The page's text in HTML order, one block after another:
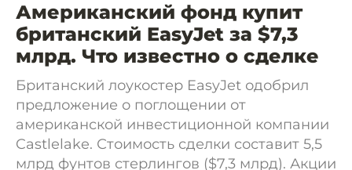
Американский фонд купит
британский EasyJet за $7,3
млрд. Что известно о сделке
Британский лоукостер EasyJet одобрил
предложение о поглощении от
американской инвестиционной компании
Castlelake. Стоимость сделки составит 5,5
млрд фунтов стерлингов ($7,3 млрд). Акции